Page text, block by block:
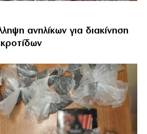
ανηλίκων για διακίνηση